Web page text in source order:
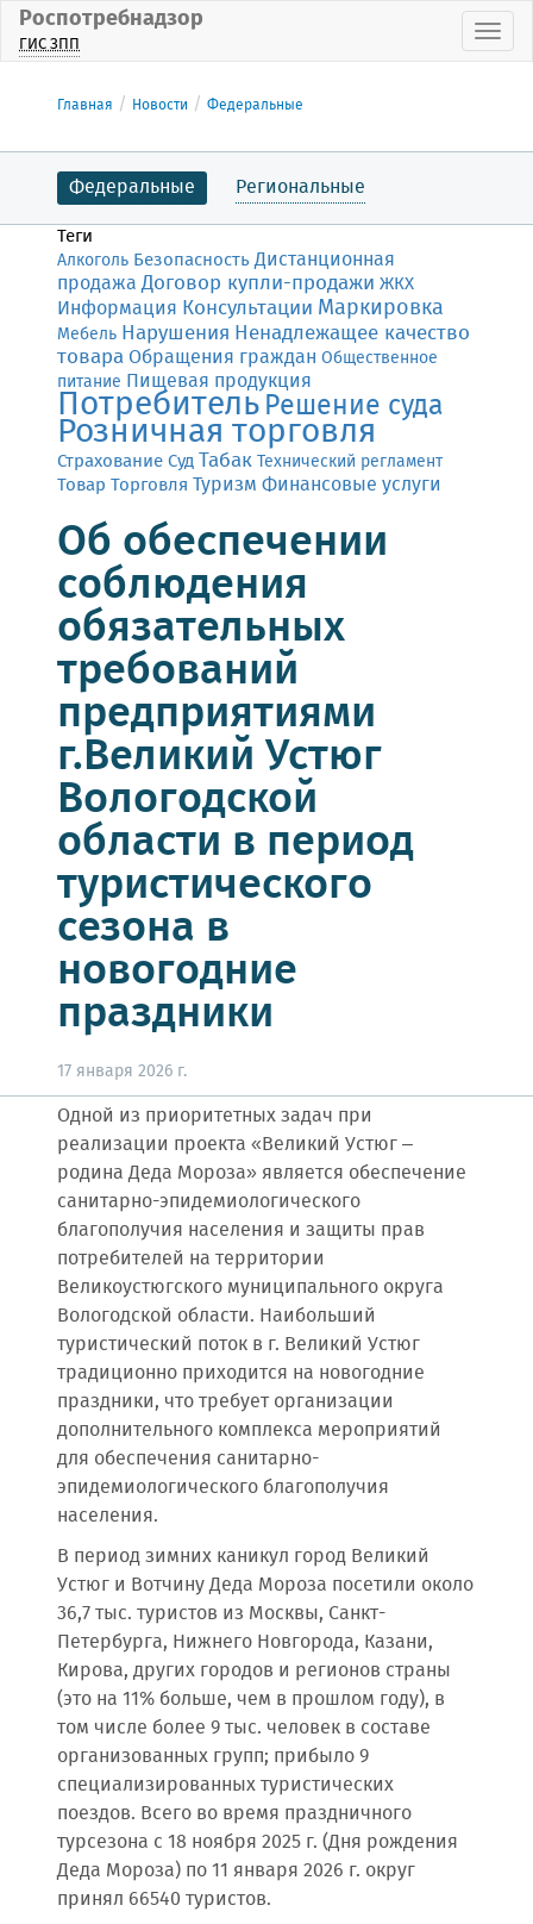
Роспотребнадзор
ГИС ЗПП
Главная Новости Федеральные
Федеральные Региональные
Теги
Алкоголь БезопасностьДистанционная
продажа Договор купли-продажи ЖКХ
Информация Консультации Маркировка
Мебель Нарушения Ненадлежащее качество
товара Обращения граждан Общественное
питание Пищевая продукция
ПотребительРешение суда
Розничная торговля
СтрахованиеСудТабакТехнический регламент
Товар Торговля Туризм Финансовые услуги
Об обеспечении
соблюдения
обязательных
требований
предприятиями
г.Великий Устюг
Вологодской
области в период
туристического
сезона в
новогодние
праздники
17 января 2026 г.
Одной из приоритетных задач при
реализации проекта «Великий Устюг –
родина Деда Мороза» является обеспечение
санитарно-эпидемиологического
благополучия населения и защиты прав
потребителей на территории
Великоустюгского муниципального округа
Вологодской области. Наибольший
туристический поток в г. Великий Устюг
традиционно приходится на новогодние
праздники, что требует организации
дополнительного комплекса мероприятий
для обеспечения санитарно-
эпидемиологического благополучия
населения.
В период зимних каникул город Великий
Устюг и Вотчину Деда Мороза посетили около
36,7 тыс. туристов из Москвы, Санкт-
Петербурга, Нижнего Новгорода, Казани,
Кирова, других городов и регионов страны
(это на 11% больше, чем в прошлом году), в
том числе более 9 тыс. человек в составе
организованных групп; прибыло 9
специализированных туристических
поездов. Всего во время праздничного
турсезона с 18 ноября 2025 г. (Дня рождения
Деда Мороза) по 11 января 2026 г. округ
принял 66540 туристов.